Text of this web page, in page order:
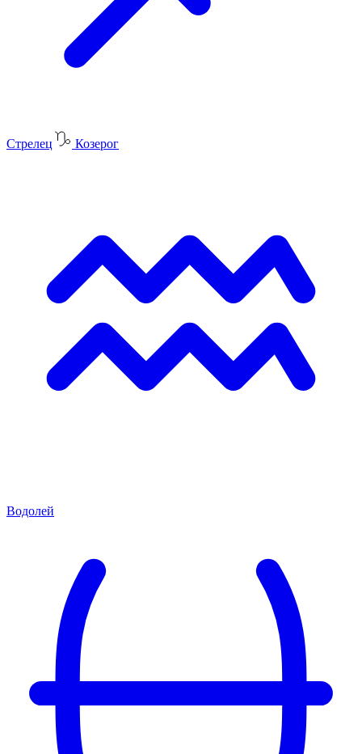
Стрелец Козерог
Водолей